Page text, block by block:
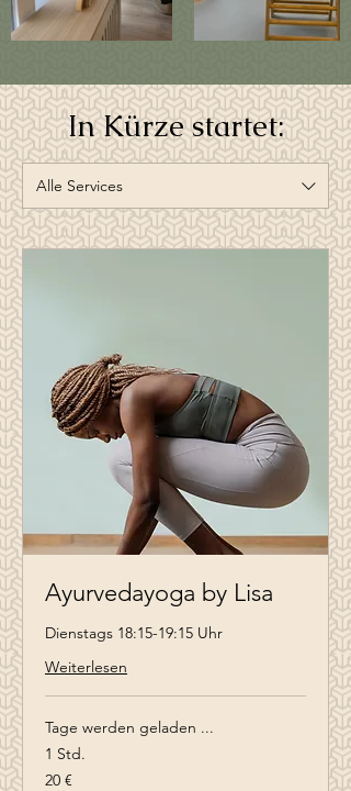
In Kürze startet:
Alle Services
Ayurvedayoga by Lisa
Dienstags 18:15-19:15 Uhr
Weiterlesen
Tage werden geladen ...
1 Std.
20
Euro
20 €